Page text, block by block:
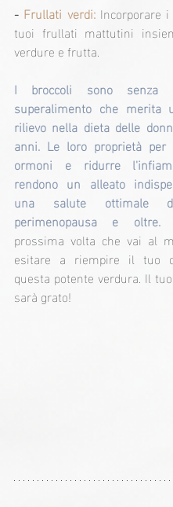
- Frullati verdi: Incorporare i
tuoi frullati mattutini
verdure e frutta.
I broccoli sono senza
superalimento che merita
rilievo nella dieta delle
anni. Le loro proprietà per
ormoni e ridurre
rendono un alleato
una salute ottimale
perimenopausa e oltre.
prossima volta che vai al
esitare a riempire il tuo
questa potente verdura. Il
sarà grato!